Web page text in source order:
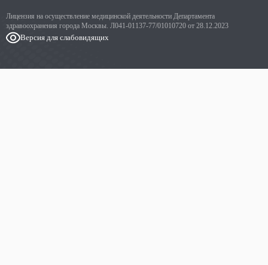
Лицензия на осуществление медицинской деятельности Департамента
здравоохранения города Москвы. Л041-01137-77/01010720 от 28.12.2023
Версия для слабовидящих